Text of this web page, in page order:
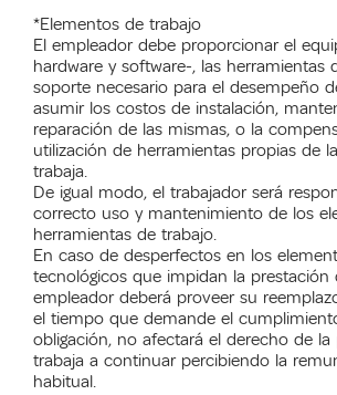
*Elementos de trabajo
El empleador debe proporcionar el
hardware y software-, las herramientas
soporte necesario para el desempeño
asumir los costos de instalación,
reparación de las mismas, o la
utilización de herramientas propias de
trabaja.
De igual modo, el trabajador será
correcto uso y mantenimiento de los
herramientas de trabajo.
En caso de desperfectos en los
tecnológicos que impidan la prestación
empleador deberá proveer su
el tiempo que demande el
obligación, no afectará el derecho de
trabaja a continuar percibiendo la
habitual.